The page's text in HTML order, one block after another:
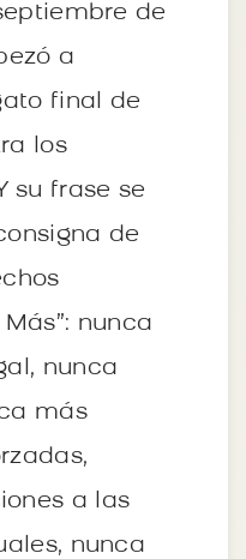
de
a
final de
los
su frase se
de
nunca
nunca
más
a las
nunca